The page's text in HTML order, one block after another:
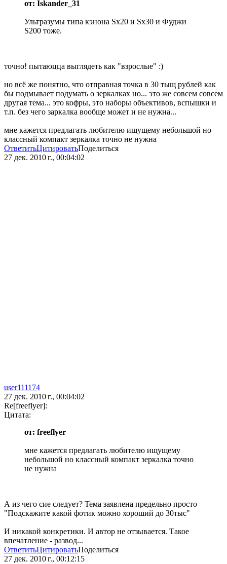
от: Iskander_31
Ультразумы типа кэнона Sx20 и Sx30 и Фуджи
S200 тоже.
точно! пытаюцца выглядеть как "взрослые" :)
но всё же понятно, что отправная точка в 30 тыщ рублей как
бы подмывает подумать о зеркалках но... это же совсем совсем
другая тема... это кофры, это наборы объективов, вспышки и
т.п. без чего заркалка вообще может и не нужна...
мне кажется предлагать любителю ищущему небольшой но
классный компакт зеркалка точно не нужна
ОтветитьЦитироватьПоделиться
27 дек. 2010 г., 00:04:02
user111174
27 дек. 2010 г., 00:04:02
Re[freeflyer]:
Цитата:
от: freeflyer
мне кажется предлагать любителю ищущему
небольшой но классный компакт зеркалка точно
не нужна
А из чего сие следует? Тема заявлена предельно просто
"Подскажите какой фотик можно хороший до 30тыс"
И никакой конкретики. И автор не отзывается. Такое
впечатление - развод...
ОтветитьЦитироватьПоделиться
27 дек. 2010 г., 00:12:15